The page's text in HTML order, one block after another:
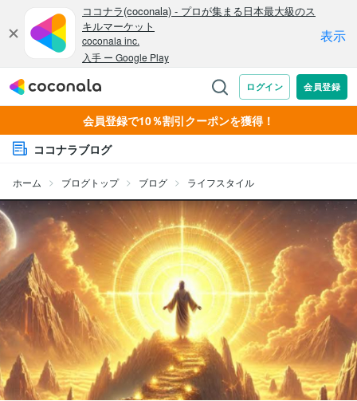
会員登録で10％割引クーポンを獲得！
ココナラブログ
ホーム ブログトップ ブログ ライフスタイル